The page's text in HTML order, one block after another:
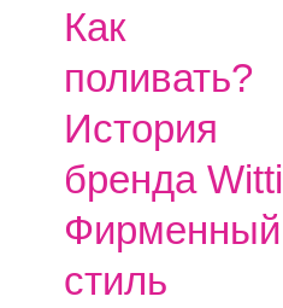
Как
поливать?
История
бренда Witti
Фирменный
стиль